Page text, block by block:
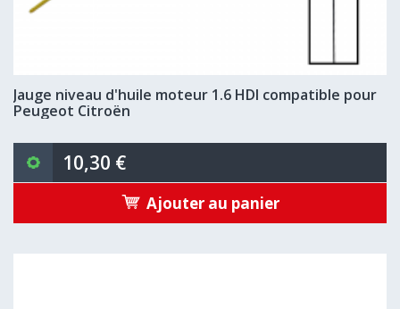
Jauge niveau d'huile moteur 1.6 HDI compatible pour
Peugeot Citroën
10,30 €
Ajouter au panier